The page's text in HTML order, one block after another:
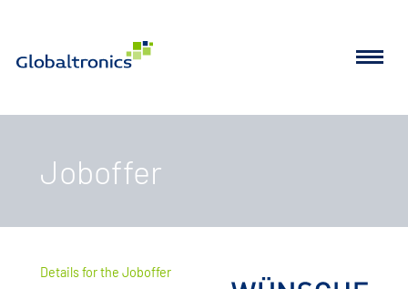
Joboffer
Details for the Joboffer